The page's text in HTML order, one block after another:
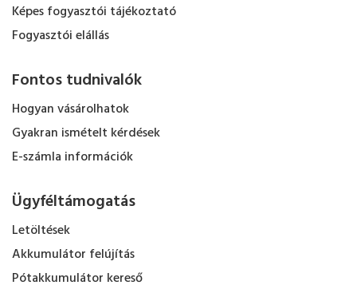
Képes fogyasztói tájékoztató
Fogyasztói elállás
Fontos tudnivalók
Hogyan vásárolhatok
Gyakran ismételt kérdések
E-számla információk
Ügyféltámogatás
Letöltések
Akkumulátor felújítás
Pótakkumulátor kereső